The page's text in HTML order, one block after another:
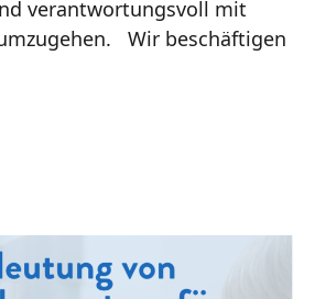
verantwortungsvoll mit
Wir beschäftigen